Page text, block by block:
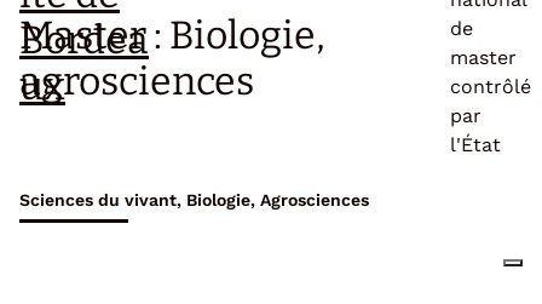
Master : Biologie,
agrosciences
Sciences du vivant, Biologie, Agrosciences